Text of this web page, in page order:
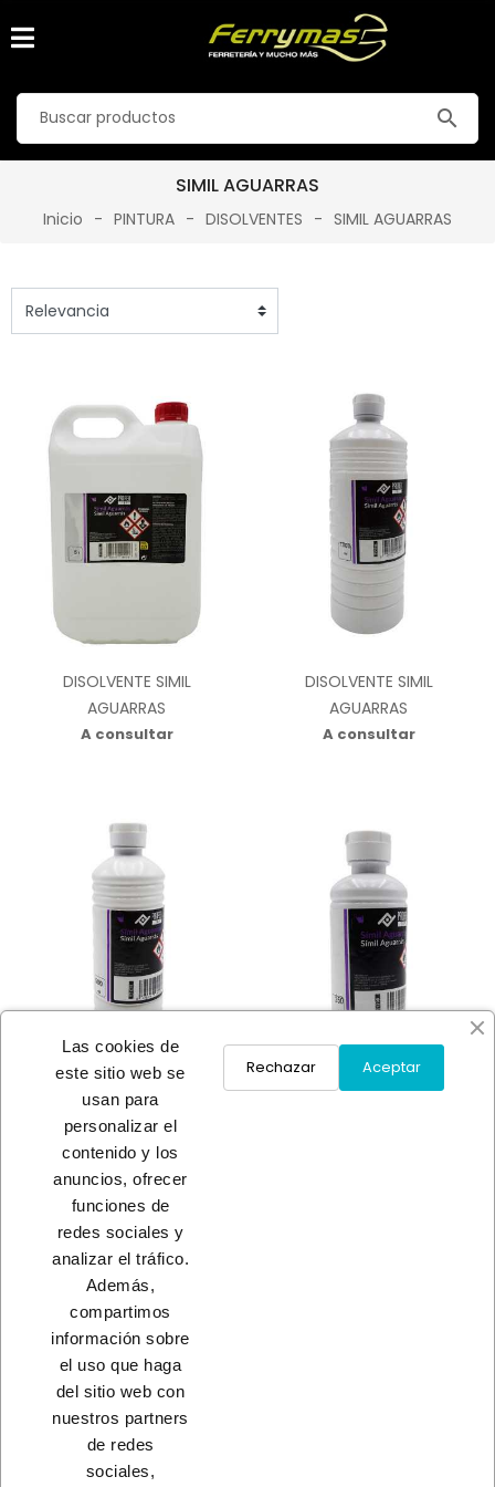
search
SIMIL AGUARRAS
Inicio PINTURA DISOLVENTES SIMIL AGUARRAS
DISOLVENTE SIMIL
AGUARRAS
A consultar
DISOLVENTE SIMIL
AGUARRAS
A consultar
DISOLVENTE SIMIL
AGUARRAS
A consultar
CONTACTO
Las cookies de
este sitio web se
usan para
personalizar el
contenido y los
anuncios, ofrecer
funciones de
redes sociales y
analizar el tráfico.
Además,
compartimos
información sobre
el uso que haga
del sitio web con
nuestros partners
de redes
sociales,
Aceptar
Rechazar